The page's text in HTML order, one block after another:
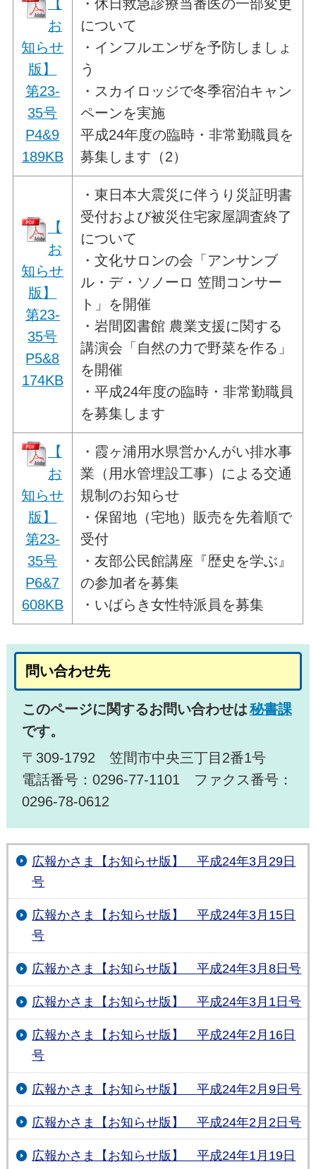
【
お
知らせ
版】
第23-
35号
P4&9
189KB
・休日救急診療当番医の一部変更
について
・インフルエンザを予防しましょ
う
・スカイロッジで冬季宿泊キャン
ペーンを実施
平成24年度の臨時・非常勤職員を
募集します（2）
【
お
知らせ
版】
第23-
35号
P5&8
174KB
・東日本大震災に伴うり災証明書
受付および被災住宅家屋調査終了
について
・文化サロンの会「アンサンブ
ル・デ・ソノーロ 笠間コンサー
ト」を開催
・岩間図書館 農業支援に関する
講演会「自然の力で野菜を作る」
を開催
・平成24年度の臨時・非常勤職員
を募集します
【
お
知らせ
版】
第23-
35号
P6&7
608KB
・霞ヶ浦用水県営かんがい排水事
業（用水管埋設工事）による交通
規制のお知らせ
・保留地（宅地）販売を先着順で
受付
・友部公民館講座『歴史を学ぶ』
の参加者を募集
・いばらき女性特派員を募集
問い合わせ先
このページに関するお問い合わせは秘書課
です。
〒309-1792 笠間市中央三丁目2番1号
電話番号：0296-77-1101 ファクス番号：
0296-78-0612
広報かさま【お知らせ版】 平成24年3月29日
号
広報かさま【お知らせ版】 平成24年3月15日
号
広報かさま【お知らせ版】 平成24年3月8日号
広報かさま【お知らせ版】 平成24年3月1日号
広報かさま【お知らせ版】 平成24年2月16日
号
広報かさま【お知らせ版】 平成24年2月9日号
広報かさま【お知らせ版】 平成24年2月2日号
広報かさま【お知らせ版】 平成24年1月19日